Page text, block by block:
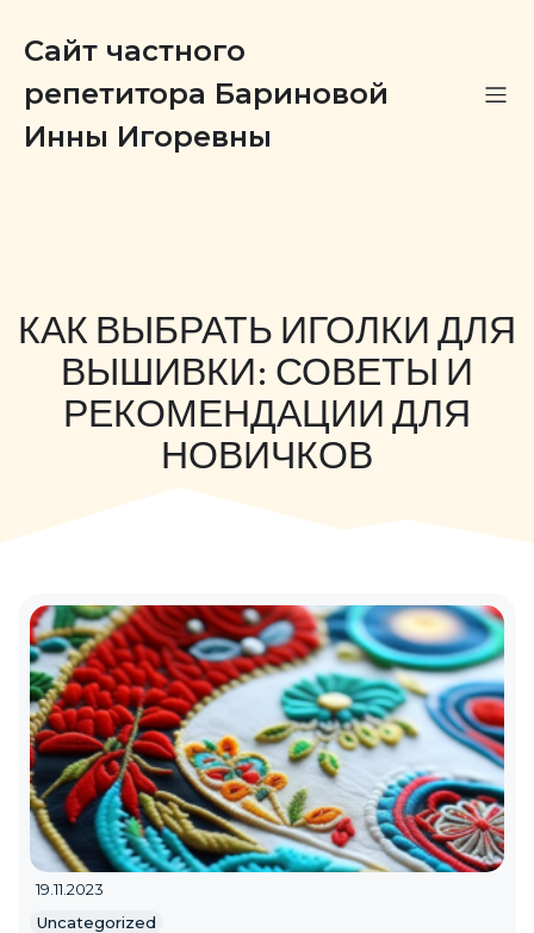
Сайт частного
репетитора Бариновой
Инны Игоревны
КАК ВЫБРАТЬ ИГОЛКИ ДЛЯ
ВЫШИВКИ: СОВЕТЫ И
РЕКОМЕНДАЦИИ ДЛЯ
НОВИЧКОВ
19.11.2023
Uncategorized